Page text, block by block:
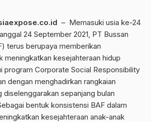
– Memasuki usia ke-24
24 September 2021, PT Bussan
terus berupaya memberikan
meningkatkan kesejahteraan hidup
program Corporate Social Responsibility
dengan menghadirkan rangkaian
diselenggarakan sepanjang bulan
bentuk konsistensi BAF dalam
kesejahteraan anak-anak